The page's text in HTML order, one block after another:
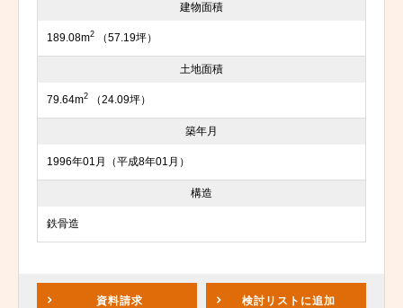
建物面積
189.08m2 （57.19坪）
土地面積
79.64m2 （24.09坪）
築年月
1996年01月（平成8年01月）
構造
鉄骨造
資料請求 検討リスト に追加